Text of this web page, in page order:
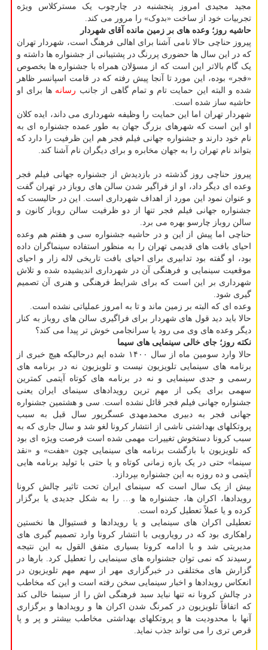
مجید مجیدی امروز پنجشنبه در چارچوب یک مسترکلاس ویژه
تجربیات خود از ساخت «بدوک» را مرور می کند.
حاشیه روز؛ وعده های بر زمین مانده آقای شهردار
پیروز حناچی حالا نامی آشنا برای اهالی فرهنگ است، شهردار تهران
که در این سال ها حضوری پررنگ در پشتیبانی از جشنواره ها داشته و
یک گام بالاتر این است که از مسؤلان همراه با جشنواره ها بخصوص
«فجر» بوده، این مورد تا آنجا پیش رفته که در قامت اسپانسر ظاهر
شده و البته این حمایت تام و تمام گاهی از جانب رسانه ها برای او
حاشیه ساز شده است.
شهردار تهران اما این حمایت را وظیفه شهرداری می داند، ایده کلان
او این است که شهرهای بزرگ جهان به طور عمده جشنواره ای به
نام خود دارند و جشنواره جهانی فیلم فجر هم این ظرفیت را دارد که
بتواند نام تهران را به جهان مخابره و برای دیگران نام آشنا کند.
پیروز حناچی روز گذشته در بازدیدش از جشنواره جهانی فیلم فجر
وعده ای دیگر داد، او از فراگیر شدن سالن های روباز در تهران گفت
و عنوان نمود این مورد از اهداف شهرداری است. این در حالیست که
جشنواره جهانی فیلم فجر تنها از دو ظرفیت سالن روباز کانون و
سالن روباز چارسو بهره می برد.
حناچی اما پیش از این و در حاشیه جشنواره سی و هفتم هم وعده
احیای بافت های قدیمی تهران را به منظور استفاده سینماگران داده
بود، او گفته بود تدابیری برای احیای بافت تاریخی لاله زار و احیای
موقعیت سینمایی و فرهنگی آن در شهرداری اندیشیده شده و تلاش
شهرداری بر این است که برای شرایط فرهنگی و هنری آن تصمیم
گیری شود.
وعده ای که البته بر زمین ماند و تا به امروز عملیاتی نشده است.
حالا باید دید قول های شهردار برای فراگیری سالن های روباز به کنار
دیگر وعده های وی می رود یا سرانجامی خوش تر پیدا می کند؟
نکته روز؛ جای خالی سینمایی های سیما
حالا وارد سومین ماه از سال ۱۴۰۰ شده ایم درحالیکه هیچ خبری از
برنامه های سینمایی تلویزیون نیست و تلویزیون نه در برنامه های
رسمی و جدی سینمایی و نه در برنامه های کوتاه آیتمی کمترین
سهمی برای یکی از مهم ترین رویدادهای سینمای ایران یعنی
جشنواره جهانی فیلم فجر قائل نشده است. سی و هشتمین جشنواره
جهانی فجر به دبیری محمدمهدی عسگرپور سال قبل به سبب
پروتکلهای بهداشتی ناشی از انتشار کرونا لغو شد و سال جاری که به
سبب کرونا دستخوش تغییرات مهمی شده است فرصت ویژه ای بود
که تلویزیون با بازگشت برنامه های سینمایی چون «هفت» و «نقد
سینما» حتی در یک بازه زمانی کوتاه و یا حتی با تولید برنامه هایی
آیتمی و ده روزه به این جشنواره بپردازد.
بیش از یک سال است که سینمای ایران تحت تاثیر چالش کرونا
رویدادها، اکران ها، جشنواره ها و… را به شکل جدیدی یا برگزار
کرده و یا عملاً تعطیل کرده است.
تعطیلی اکران های سینمایی و یا رویدادها و فستیوال ها نخستین
راهکاری بود که در رویارویی با انتشار کرونا وارد تصمیم گیری های
مدیریتی شد و با ادامه کرونا بسیاری متفق القول به این نتیجه
رسیدند که نمی توان جشنواره های سینمایی را تعطیل کرد. بارها در
گزارش های مختلفی در خبرگزاری مهر از سهم مهم تلویزیون در
انعکاس رویدادها و اخبار سینمایی سخن رفته است و این که مخاطب
در چالش کرونا نه تنها نباید سبد فرهنگی اش را از سینما خالی کند
که اتفاقاً تلویزیون در کمرنگ شدن اکران ها و رویدادها و برگزاری
آنها با محدودیت ها و پروتکلهای بهداشتی مخاطب بیشتر و پر و پا
قرص تری را می تواند جذب نماید.